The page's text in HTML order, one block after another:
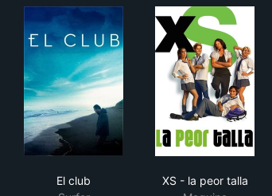
El club
XS - la peor talla